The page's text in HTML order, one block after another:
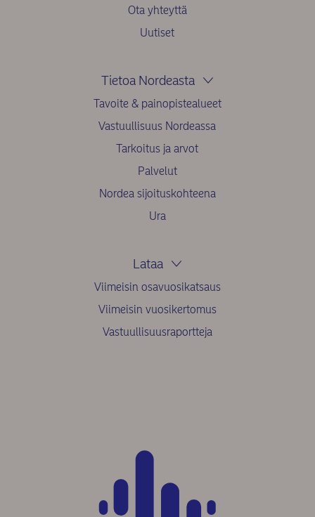
Ota yhteyttä
Uutiset
Tietoa Nordeasta
Tavoite & painopistealueet
Vastuullisuus Nordeassa
Tarkoitus ja arvot
Palvelut
Nordea sijoituskohteena
Ura
Lataa
Viimeisin osavuosikatsaus
Viimeisin vuosikertomus
Vastuullisuusraportteja